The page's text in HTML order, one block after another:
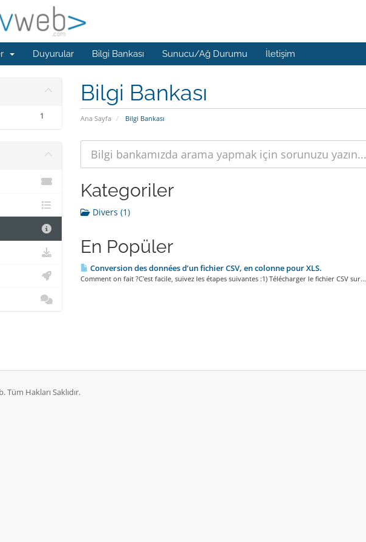
Duyurular Bilgi Bankası Sunucu/Ağ Durumu İletişim
Bilgi Bankası
Ana Sayfa Bilgi Bankası
1
Kategoriler
Divers (1)
En Popüler
Conversion des données d’un fichier CSV, en colonne pour XLS.
Comment on fait ?C'est facile, suivez les étapes suivantes :1) Télécharger le fichier CSV sur...
Tüm Hakları Saklıdır.